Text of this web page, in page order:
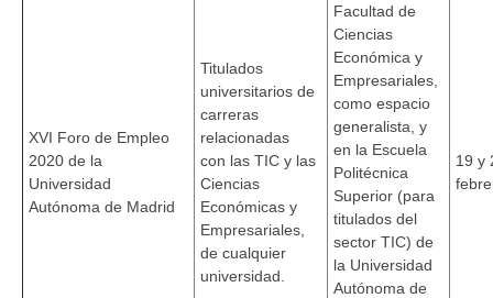
XVI Foro de Empleo
2020 de la
Universidad
Autónoma de Madrid
Titulados
universitarios de
carreras
relacionadas
con las TIC y las
Ciencias
Económicas y
Empresariales,
de cualquier
universidad.
Facultad de
Ciencias
Económica y
Empresariales,
como espacio
generalista, y
en la Escuela
Politécnica
Superior (para
titulados del
sector TIC) de
la Universidad
Autónoma de
19 y